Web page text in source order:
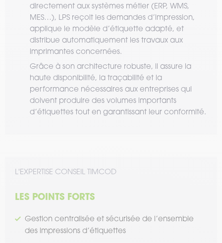
directement aux systèmes métier (ERP, WMS,
MES…), LPS reçoit les demandes d’impression,
applique le modèle d’étiquette adapté, et
distribue automatiquement les travaux aux
imprimantes concernées.
Grâce à son architecture robuste, il assure la
haute disponibilité, la traçabilité et la
performance nécessaires aux entreprises qui
doivent produire des volumes importants
d’étiquettes tout en garantissant leur conformité.
L'EXPERTISE CONSEIL TIMCOD
LES POINTS FORTS
Gestion centralisée et sécurisée de l’ensemble
des impressions d’étiquettes